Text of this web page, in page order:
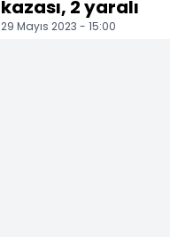
kazası, 2 yaralı
29 Mayıs 2023 - 15:00